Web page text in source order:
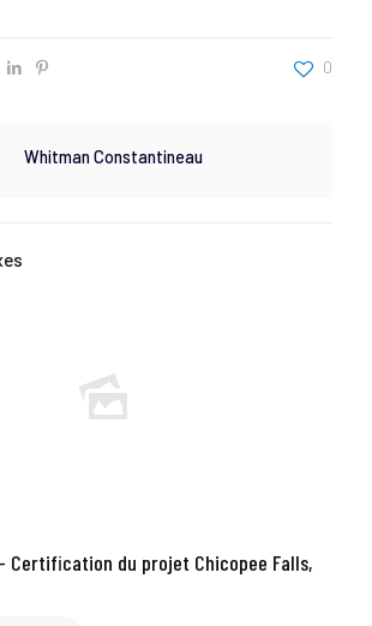
0
Whitman Constantineau
Certification du projet Chicopee Falls,